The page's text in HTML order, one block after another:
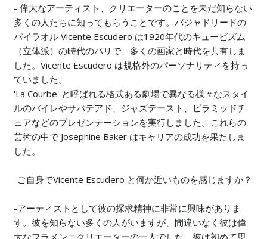
- 偉大なアーティスト、クリエーターのことを未だ知らない
多くの人たちに知ってもらうことです。バジャドリードの
バイラオル Vicente Escudero は1920年代のキュービズム
（立体派）の時代のパリで、多くの画家と時代を共有しま
した。Vicente Escudero は規格外のパーソナリティを持っ
ていました。
'La Courbe' と呼ばれる格式ある劇場で異なる様々なスタイ
ルのバイレやサパテアド、ジャズテースト、ピラミッドチ
ェアなどのプレゼンテーションを実行しました。これらの
芸術の中で Josephine Baker はキャリアの成功を果たしま
した。
-ご自身でVicente Escudero と何か近いものを感じますか？
-アーティストとして彼の探求精神に非常に興味がありま
す。彼を知らない多くの人がいますが、間違いなく彼は偉
大なフラメンコクリエーターの一人でした。彼は初めて思